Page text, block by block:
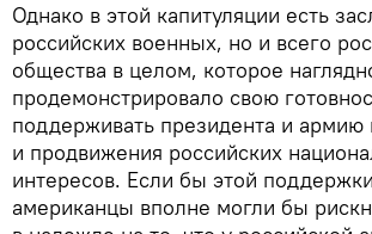
Однако в этой капитуляции есть
российских военных, но и всего
общества в целом, которое
продемонстрировало свою
поддерживать президента и
и продвижения российских
интересов. Если бы этой
американцы вполне могли бы